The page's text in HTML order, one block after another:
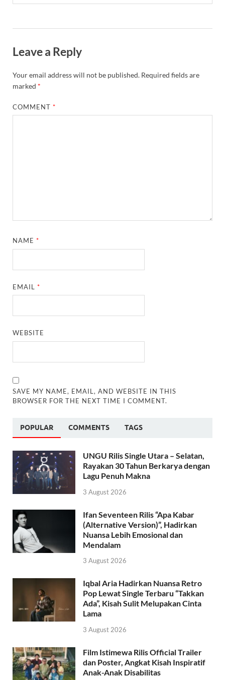
Leave a Reply
Your email address will not be published. Required fields are
marked *
COMMENT*
NAME*
EMAIL*
WEBSITE
SAVE MY NAME, EMAIL, AND WEBSITE IN THIS
BROWSER FOR THE NEXT TIME I COMMENT.
POPULAR COMMENTS TAGS
UNGU Rilis Single Utara – Selatan,
Rayakan 30 Tahun Berkarya dengan
Lagu Penuh Makna
3 August 2026
Ifan Seventeen Rilis “Apa Kabar
(Alternative Version)”, Hadirkan
Nuansa Lebih Emosional dan
Mendalam
3 August 2026
Iqbal Aria Hadirkan Nuansa Retro
Pop Lewat Single Terbaru “Takkan
Ada”, Kisah Sulit Melupakan Cinta
Lama
3 August 2026
Film Istimewa Rilis Official Trailer
dan Poster, Angkat Kisah Inspiratif
Anak-Anak Disabilitas